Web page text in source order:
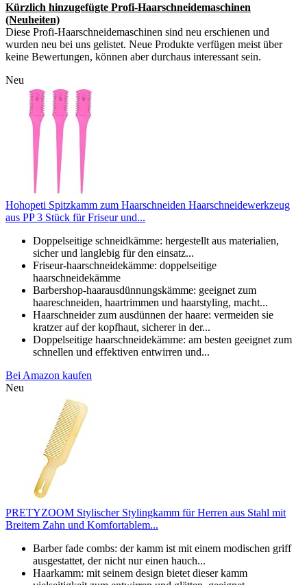
Kürzlich hinzugefügte Profi-Haarschneidemaschinen
(Neuheiten)
Diese Profi-Haarschneidemaschinen sind neu erschienen und
wurden neu bei uns gelistet. Neue Produkte verfügen meist über
keine Bewertungen, können aber durchaus interessant sein.
Neu
Hohopeti Spitzkamm zum Haarschneiden Haarschneidewerkzeug
aus PP 3 Stück für Friseur und...
Doppelseitige schneidkämme: hergestellt aus materialien,
sicher und langlebig für den einsatz...
Friseur-haarschneidekämme: doppelseitige
haarschneidekämme
Barbershop-haarausdünnungskämme: geeignet zum
haareschneiden, haartrimmen und haarstyling, macht...
Haarschneider zum ausdünnen der haare: vermeiden sie
kratzer auf der kopfhaut, sicherer in der...
Doppelseitige haarschneidekämme: am besten geeignet zum
schnellen und effektiven entwirren und...
Bei Amazon kaufen
Neu
PRETYZOOM Stylischer Stylingkamm für Herren aus Stahl mit
Breitem Zahn und Komfortablem...
Barber fade combs: der kamm ist mit einem modischen griff
ausgestattet, der nicht nur einen hauch...
Haarkamm: mit seinem design bietet dieser kamm